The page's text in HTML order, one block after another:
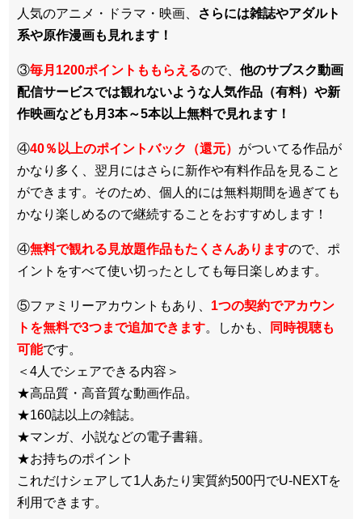
人気のアニメ・ドラマ・映画、
さらには雑誌やアダルト
系や原作漫画も見れます！
③毎月1200ポイントももらえるので、 他のサブスク動画
配信サービスでは観れないような人気作品（有料）や新
作映画なども月3本～5本以上無料で見れます！
④40％以上のポイントバック（還元） がついてる作品が
かなり多く、翌月にはさらに新作や有料作品を見ること
ができます。そのため、個人的には無料期間を過ぎても
かなり楽しめるので継続することをおすすめします！
④無料で観れる見放題作品もたくさんありますので、ポ
イントをすべて使い切ったとしても毎日楽しめます。
⑤ファミリーアカウントもあり、 1つの契約でアカウン
トを無料で3つまで追加できます。しかも、
同時視聴も
可能です。
＜4人でシェアできる内容＞
★高品質・高音質な動画作品。
★160誌以上の雑誌。
★マンガ、小説などの電子書籍。
★お持ちのポイント
これだけシェアして1人あたり実質約500円でU-NEXTを
利用できます。